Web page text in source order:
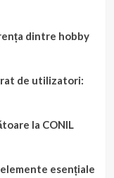
dintre hobby
de utilizatori:
la CONIL
esențiale